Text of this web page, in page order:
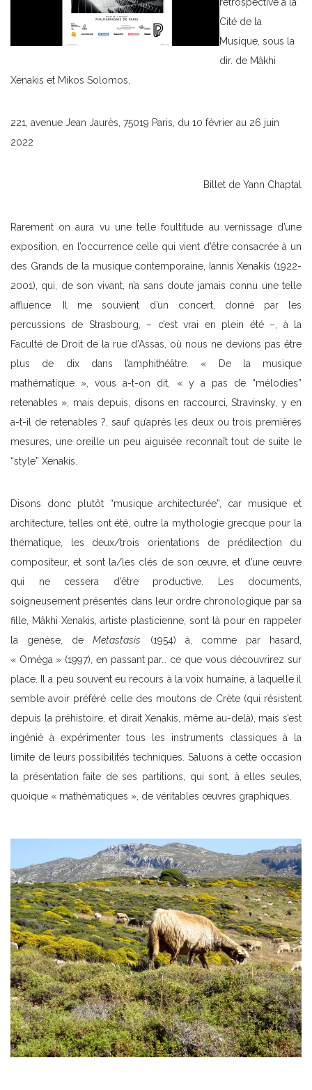
rétrospective à la
Cité de la
Musique, sous la
dir. de Mâkhi
Xenakis et Mikos Solomos,
221, avenue Jean Jaurès, 75019 Paris, du 10 février au 26 juin
2022
Billet de Yann Chaptal
Rarement on aura vu une telle foultitude au vernissage d’une
exposition, en l’occurrence celle qui vient d’être consacrée à un
des Grands de la musique contemporaine, Iannis Xenakis (1922-
2001), qui, de son vivant, n’a sans doute jamais connu une telle
affluence. Il me souvient d’un concert, donné par les
percussions de Strasbourg, – c’est vrai en plein été –, à la
Faculté de Droit de la rue d’Assas, où nous ne devions pas être
plus de dix dans l’amphithéâtre. « De la musique
mathématique », vous a-t-on dit, « y a pas de “mélodies”
retenables », mais depuis, disons en raccourci, Stravinsky, y en
a-t-il de retenables ?, sauf qu’après les deux ou trois premières
mesures, une oreille un peu aiguisée reconnaît tout de suite le
“style” Xenakis.
Disons donc plutôt “musique architecturée”, car musique et
architecture, telles ont été, outre la mythologie grecque pour la
thématique, les deux/trois orientations de prédilection du
compositeur, et sont la/les clés de son œuvre, et d’une œuvre
qui ne cessera d’être productive. Les documents,
soigneusement présentés dans leur ordre chronologique par sa
fille, Mâkhi Xenakis, artiste plasticienne, sont là pour en rappeler
la genèse, deMetastasis (1954) à, comme par hasard,
« Oméga » (1997), en passant par… ce que vous découvrirez sur
place. Il a peu souvent eu recours à la voix humaine, à laquelle il
semble avoir préféré celle des moutons de Crète (qui résistent
depuis la préhistoire, et dirait Xenakis, même au-delà), mais s’est
ingénié à expérimenter tous les instruments classiques à la
limite de leurs possibilités techniques. Saluons à cette occasion
la présentation faite de ses partitions, qui sont, à elles seules,
quoique « mathématiques », de véritables œuvres graphiques.